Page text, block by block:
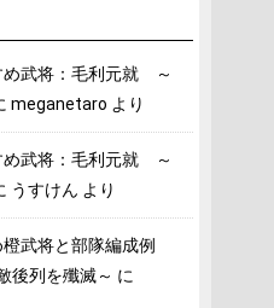
め武将：毛利元就 ～
meganetaro より
め武将：毛利元就 ～
うすけん より
橙武将と部隊編成例
後列を殲滅～ に